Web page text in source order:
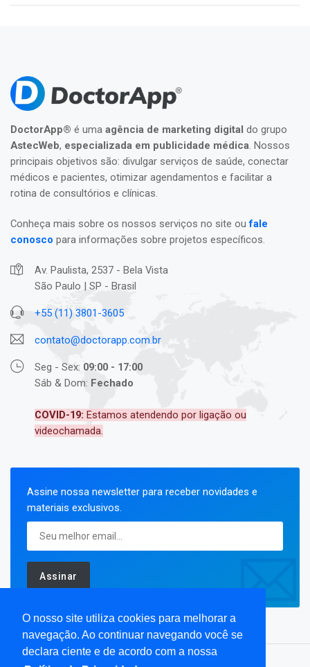
O nosso site utiliza cookies para melhorar a
navegação. Ao continuar navegando você se
declara ciente e de acordo com a nossa
DoctorApp® é uma agência de marketing digital do grupo
AstecWeb, especializada em publicidade médica. Nossos
principais objetivos são: divulgar serviços de saúde, conectar
médicos e pacientes, otimizar agendamentos e facilitar a
rotina de consultórios e clínicas.
Conheça mais sobre os nossos serviços no site oufale
conosco para informações sobre projetos específicos.
Av. Paulista, 2537 - Bela Vista
São Paulo | SP - Brasil
+55 (11) 3801-3605
contato@doctorapp.com.br
Seg - Sex: 09:00 - 17:00
Sáb & Dom: Fechado
COVID-19: Estamos atendendo por ligação ou
videochamada.
Assine nossa newsletter para receber novidades e
materiais exclusivos.
Assinar